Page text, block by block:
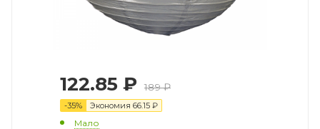
122.85 ₽ 189₽
-35% Экономия 66.15 ₽
Мало